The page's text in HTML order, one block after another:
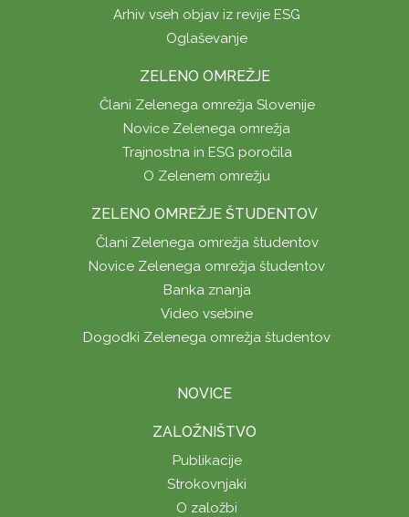
Arhiv vseh objav iz revije ESG
Oglaševanje
ZELENO OMREŽJE
Člani Zelenega omrežja Slovenije
Novice Zelenega omrežja
Trajnostna in ESG poročila
O Zelenem omrežju
ZELENO OMREŽJE ŠTUDENTOV
Člani Zelenega omrežja študentov
Novice Zelenega omrežja študentov
Banka znanja
Video vsebine
Dogodki Zelenega omrežja študentov
NOVICE
ZALOŽNIŠTVO
Publikacije
Strokovnjaki
O založbi